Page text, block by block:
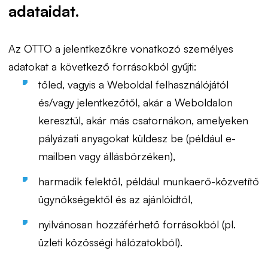
adataidat.
Az OTTO a jelentkezőkre vonatkozó személyes
adatokat a következő forrásokból gyűjti:
tőled, vagyis a Weboldal felhasználójától
és/vagy jelentkezőtől, akár a Weboldalon
keresztül, akár más csatornákon, amelyeken
pályázati anyagokat küldesz be (például e-
mailben vagy állásbörzéken),
harmadik felektől, például munkaerő-közvetítő
ügynökségektől és az ajánlóidtól,
nyilvánosan hozzáférhető forrásokból (pl.
üzleti közösségi hálózatokból).